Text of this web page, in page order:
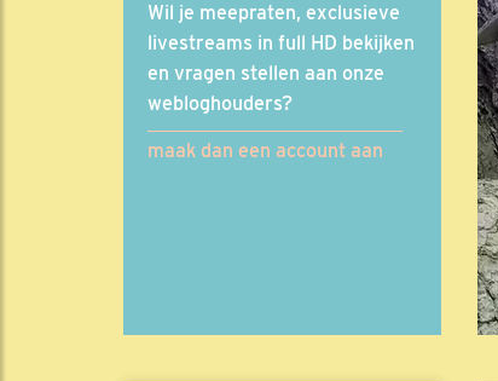
Wil je meepraten, exclusieve
livestreams in full HD bekijken
en vragen stellen aan onze
webloghouders?
maak dan een account aan